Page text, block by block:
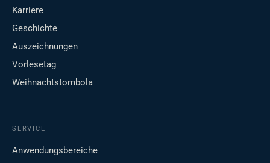
Karriere
Geschichte
Auszeichnungen
Vorlesetag
Weihnachtstombola
SERVICE
Anwendungsbereiche